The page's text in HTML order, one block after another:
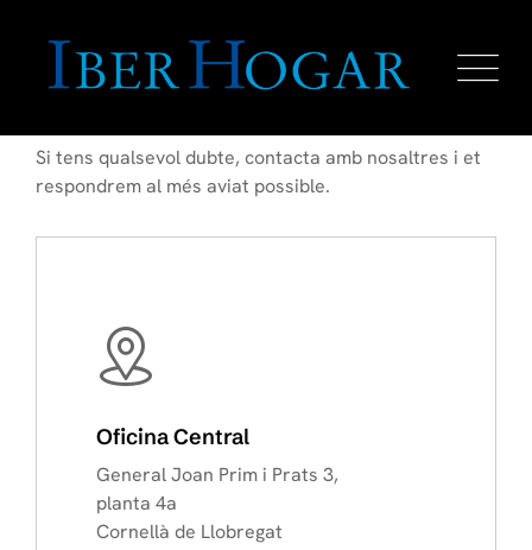
Contacta amb nosaltres
Si tens qualsevol dubte, contacta amb nosaltres i et
respondrem al més aviat possible.
Oficina Central
General Joan Prim i Prats 3,
planta 4a
Cornellà de Llobregat